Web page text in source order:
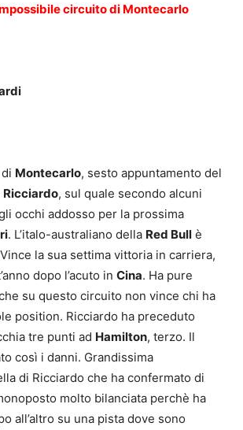
circuito di Montecarlo
Montecarlo, sesto appuntamento del
Ricciardo, sul quale secondo alcuni
occhi addosso per la prossima
. L’italo-australiano della Red Bull è
la sua settima vittoria in carriera,
dopo l’acuto in Cina. Ha pure
su questo circuito non vince chi ha
position. Ricciardo ha preceduto
tre punti ad Hamilton, terzo. Il
così i danni. Grandissima
di Ricciardo che ha confermato di
molto bilanciata perchè ha
all’altro su una pista dove sono